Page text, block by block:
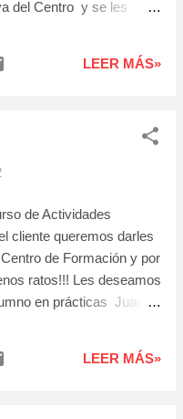
del Centro y se les
nuestro equipo docente,
¡Gracias por
LEER MÁS»
de Actividades
cliente queremos darles
de Formación y por
ratos!!! Les deseamos
en prácticas Juan
LEER MÁS»